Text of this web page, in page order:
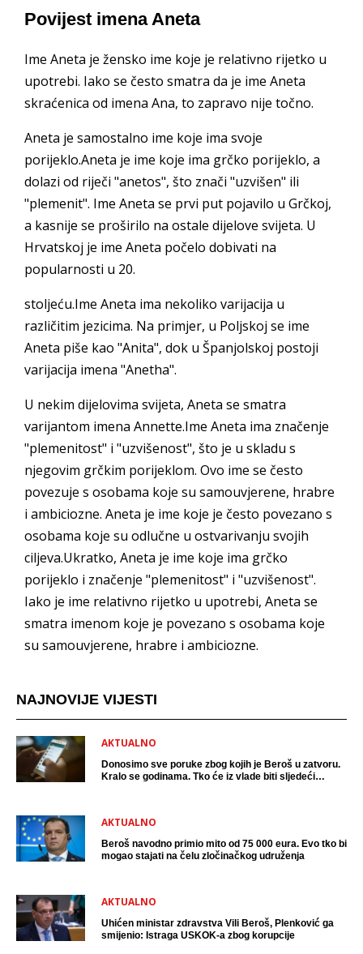
Povijest imena Aneta
Ime Aneta je žensko ime koje je relativno rijetko u
upotrebi. Iako se često smatra da je ime Aneta
skraćenica od imena Ana, to zapravo nije točno.
Aneta je samostalno ime koje ima svoje
porijeklo.Aneta je ime koje ima grčko porijeklo, a
dolazi od riječi "anetos", što znači "uzvišen" ili
"plemenit". Ime Aneta se prvi put pojavilo u Grčkoj,
a kasnije se proširilo na ostale dijelove svijeta. U
Hrvatskoj je ime Aneta počelo dobivati na
popularnosti u 20.
stoljeću.Ime Aneta ima nekoliko varijacija u
različitim jezicima. Na primjer, u Poljskoj se ime
Aneta piše kao "Anita", dok u Španjolskoj postoji
varijacija imena "Anetha".
U nekim dijelovima svijeta, Aneta se smatra
varijantom imena Annette.Ime Aneta ima značenje
"plemenitost" i "uzvišenost", što je u skladu s
njegovim grčkim porijeklom. Ovo ime se često
povezuje s osobama koje su samouvjerene, hrabre
i ambiciozne. Aneta je ime koje je često povezano s
osobama koje su odlučne u ostvarivanju svojih
ciljeva.Ukratko, Aneta je ime koje ima grčko
porijeklo i značenje "plemenitost" i "uzvišenost".
Iako je ime relativno rijetko u upotrebi, Aneta se
smatra imenom koje je povezano s osobama koje
su samouvjerene, hrabre i ambiciozne.
NAJNOVIJE VIJESTI
AKTUALNO
Donosimo sve poruke zbog kojih je Beroš u zatvoru.
Kralo se godinama. Tko će iz vlade biti sljedeći
AKTUALNO
Beroš navodno primio mito od 75 000 eura. Evo tko bi
mogao stajati na čelu zločinačkog udruženja
AKTUALNO
Uhićen ministar zdravstva Vili Beroš, Plenković ga
smijenio: Istraga USKOK-a zbog korupcije